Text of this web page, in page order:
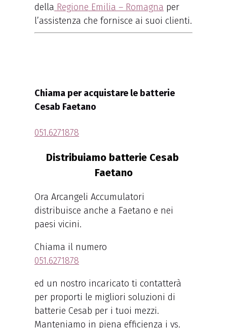
della Regione Emilia – Romagna per
l’assistenza che fornisce ai suoi clienti.
Chiama per acquistare le batterie
Cesab Faetano
051.6271878
Distribuiamo batterie Cesab
Faetano
Ora Arcangeli Accumulatori
distribuisce anche a Faetano e nei
paesi vicini.
Chiama il numero
051.6271878
ed un nostro incaricato ti contatterà
per proporti le migliori soluzioni di
batterie Cesab per i tuoi mezzi.
Manteniamo in piena efficienza i vs.